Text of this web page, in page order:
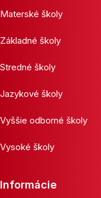
Materské školy
Základné školy
Stredné školy
Jazykové školy
Vyššie odborné školy
Vysoké školy
Informácie